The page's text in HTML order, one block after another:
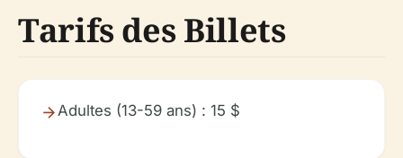
Tarifs des Billets
Adultes (13-59 ans) : 15 $